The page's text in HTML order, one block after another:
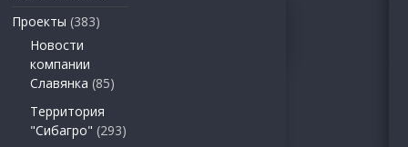
Проекты (383)
Новости
компании
Славянка (85)
Территория
"Сибагро" (293)